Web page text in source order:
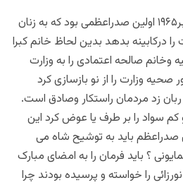
مرد مردمی میوندوال دراکتوبر۱۹۶۵ اولین صدراعظمی بود که به زنان
درکابینه بدهد بدین لحاظ خانم کبرا
وخانم صالحه اعتمادی را به وزارت
صحیه وزارت را از نو بازسازی کرد
ربان زد مردمان راستکار وصادق است.
سواد را بر طرف یا عوض کرد این
صدراعظم باید به توشیح شاه می
؟ باید فرمان را به امضای مبارک
را خواسته و پرسیده بودند چرا